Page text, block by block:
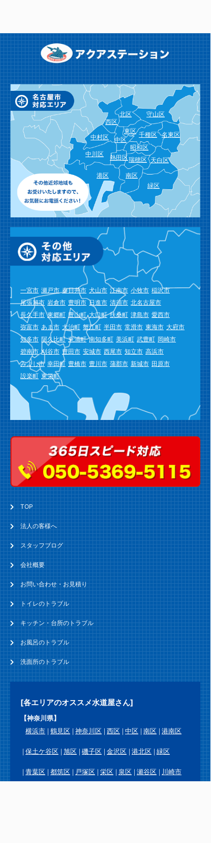
北区
西区
守山区
東区 名東区
千種区
中区
中村区
昭和区
天白区
瑞穂区
熱田区
中川区
緑区
南区
港区
一宮市 瀬戸市 春日井市 犬山市 江南市 小牧市 稲沢市
尾張旭市 岩倉市 豊明市 日進市 清須市 北名古屋市
長久手市 東郷町 豊山町 大口町 扶桑町 津島市 愛西市
弥富市 あま市 大治町 蟹江町 半田市 常滑市 東海市 大府市
知多市 阿久比町 東浦町 南知多町 美浜町 武豊町 岡崎市
碧南市 刈谷市 豊田市 安城市 西尾市 知立市 高浜市
みよし市 幸田町 豊橋市 豊川市 蒲郡市 新城市 田原市
設楽町 東栄町
TOP
法人の客様へ
スタッフブログ
会社概要
お問い合わせ・お見積り
トイレのトラブル
キッチン・台所のトラブル
お風呂のトラブル
洗面所のトラブル
[各エリアのオススメ水道屋さん]
【神奈川県】
横浜市
鶴見区 神奈川区 西区 中区 南区 港南区
保土ケ谷区 旭区 磯子区 金沢区 港北区 緑区
青葉区 都筑区 戸塚区 栄区 泉区 瀬谷区 川崎市